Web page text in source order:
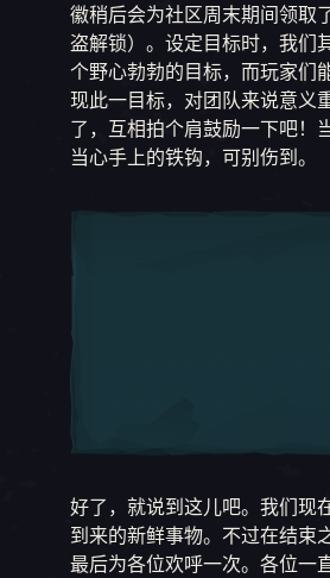
徽稍后会为社区周末期间领取
盗解锁）。设定目标时，我们
个野心勃勃的目标，而玩家们
现此一目标，对团队来说意义
了，互相拍个肩鼓励一下吧！
当心手上的铁钩，可别伤到。
好了，就说到这儿吧。我们现
到来的新鲜事物。不过在结束
最后为各位欢呼一次。各位一